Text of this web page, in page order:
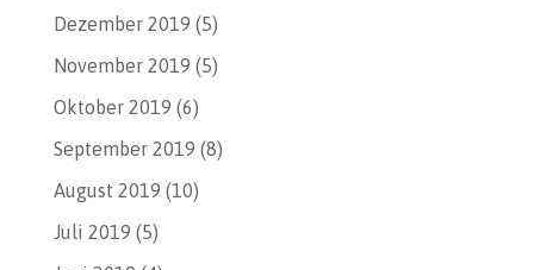
Dezember 2019 (5)
November 2019 (5)
Oktober 2019 (6)
September 2019 (8)
August 2019 (10)
Juli 2019 (5)